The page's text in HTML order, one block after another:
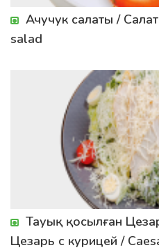
Ачучук салаты /
salad
Тауық қосылған
Цезарь с курицей /